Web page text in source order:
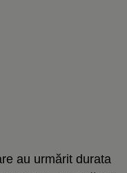
au urmărit durata